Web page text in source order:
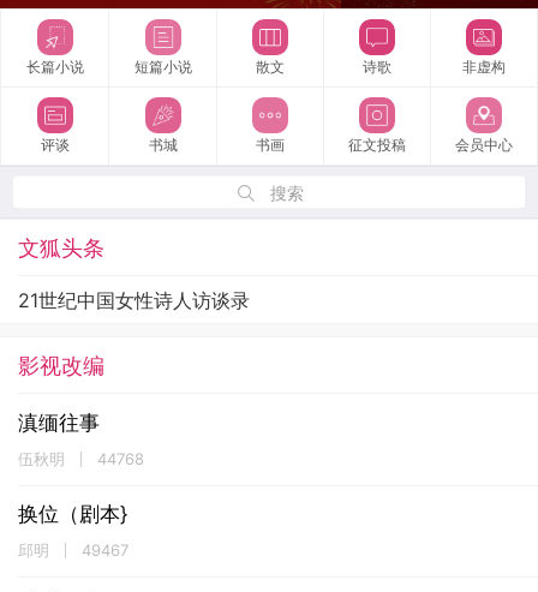
长篇小说 短篇小说 散文 诗歌 非虚构
评谈 书城 书画 征文投稿 会员中心
搜索
文狐头条
21世纪中国女性诗人访谈录
影视改编
滇缅往事
伍秋明 44768
换位（剧本}
邱明 49467